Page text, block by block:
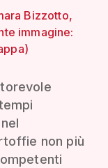
Bizzotto,
immagine:
non più